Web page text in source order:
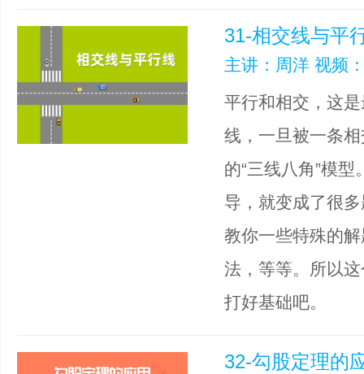
31-相交线与平
主讲：周洋 视频
平行和相交，这
线，一旦被一条
的“三线八角”模
导，就变成了很
教你一些特殊的
法，等等。所以
打好基础吧。
32-勾股定理的